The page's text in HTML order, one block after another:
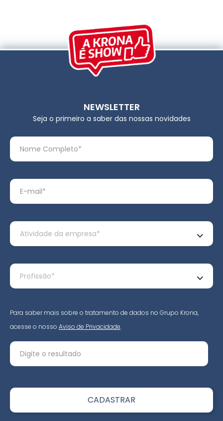
NEWSLETTER
Seja o primeiro a saber das nossas novidades
Para saber mais sobre o tratamento de dados no Grupo Krona,
acesse o nosso Aviso de Privacidade.